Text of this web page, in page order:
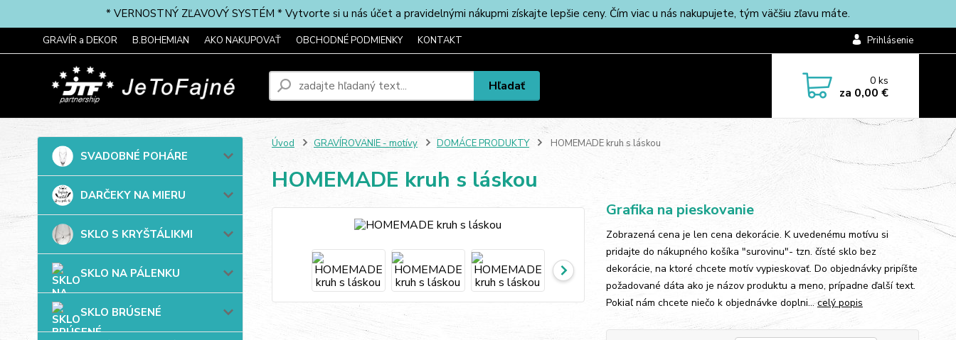
* VERNOSTNÝ ZĽAVOVÝ SYSTÉM * Vytvorte si u nás účet a pravidelnými nákupmi získajte lepšie ceny. Čím viac u nás nakupujete, tým väčšiu zľavu máte.
GRAVÍR a DEKOR B.BOHEMIAN AKO NAKUPOVAŤ OBCHODNÉ PODMIENKY KONTAKT Prihlásenie
Hľadať 0ks
za 0,00 €
SVADOBNÉ POHÁRE
DARČEKY NA MIERU
SKLO S KRYŠTÁLIKMI
SKLO NA PÁLENKU
SKLO BRÚSENÉ
Úvod GRAVÍROVANIE - motívy DOMÁCE PRODUKTY HOMEMADE kruh s láskou
HOMEMADE kruh s láskou
Grafika na pieskovanie
Zobrazená cena je len cena dekorácie. K uvedenému motívu si
pridajte do nákupného košíka "surovinu"- tzn. čísté sklo bez
dekorácie, na ktoré chcete motív vypieskovať. Do objednávky pripíšte
požadované dáta ako je názov produktu a meno, prípadne ďalší text.
Pokiaľ nám chcete niečo k objednávke doplni...celý popis